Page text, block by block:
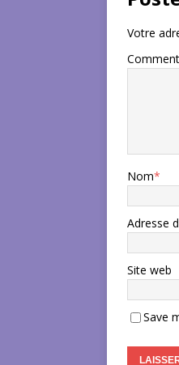
Votre
Nom*
Adresse
Site web
Save